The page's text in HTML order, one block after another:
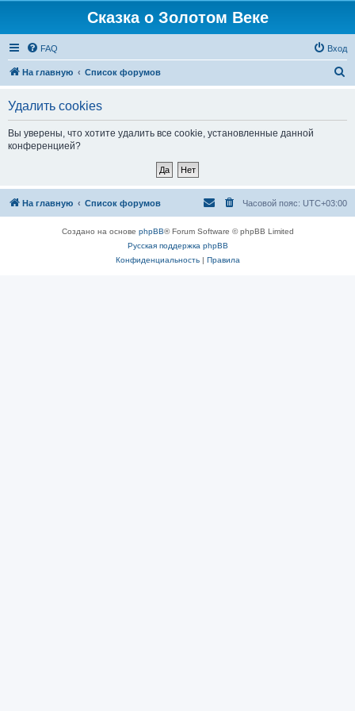
Сказка о Золотом Веке
FAQ Вход
На главную Список форумов
Удалить cookies
Вы уверены, что хотите удалить все cookie, установленные данной
конференцией?
На главную Список форумов Часовой пояс: UTC+03:00
Создано на основе phpBB® Forum Software © phpBB Limited
Русская поддержка phpBB
Конфиденциальность| Правила